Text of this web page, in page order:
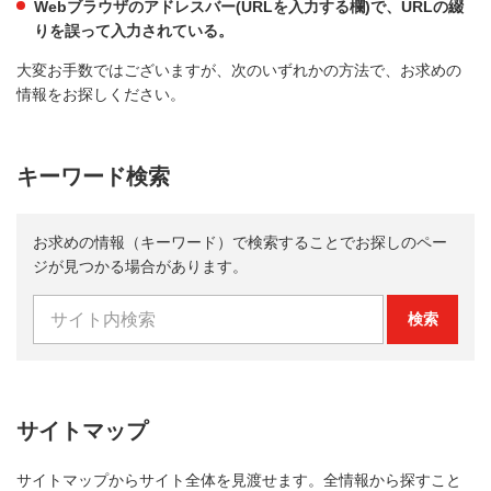
Webブラウザのアドレスバー(URLを入力する欄)で、URLの綴
りを誤って入力されている。
大変お手数ではございますが、次のいずれかの方法で、お求めの
情報をお探しください。
キーワード検索
お求めの情報（キーワード）で検索することでお探しのペー
ジが見つかる場合があります。
検索
サイトマップ
サイトマップからサイト全体を見渡せます。全情報から探すこと